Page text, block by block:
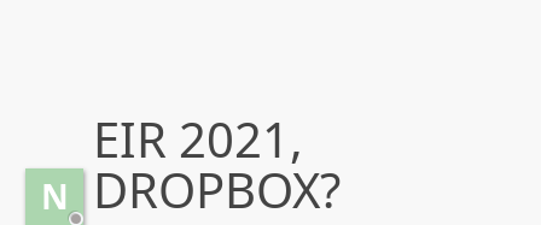
N
EIR 2021,
DROPBOX?